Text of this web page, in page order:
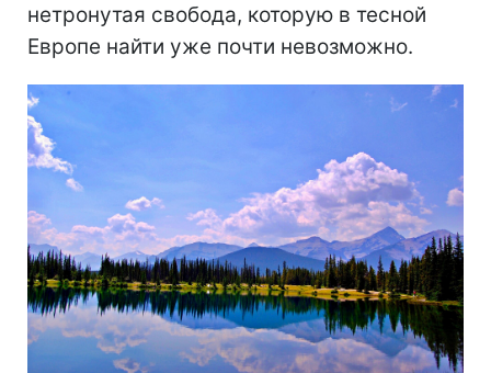
нетронутая свобода, которую в тесной
Европе найти уже почти невозможно.